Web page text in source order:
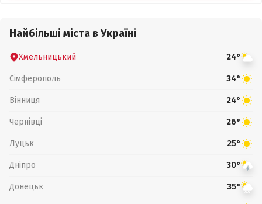
Найбільші міста в Україні
Хмельницький 24°
Сімферополь 34°
Вінниця 24°
Чернівці 26°
Луцьк 25°
Дніпро 30°
Донецьк 35°